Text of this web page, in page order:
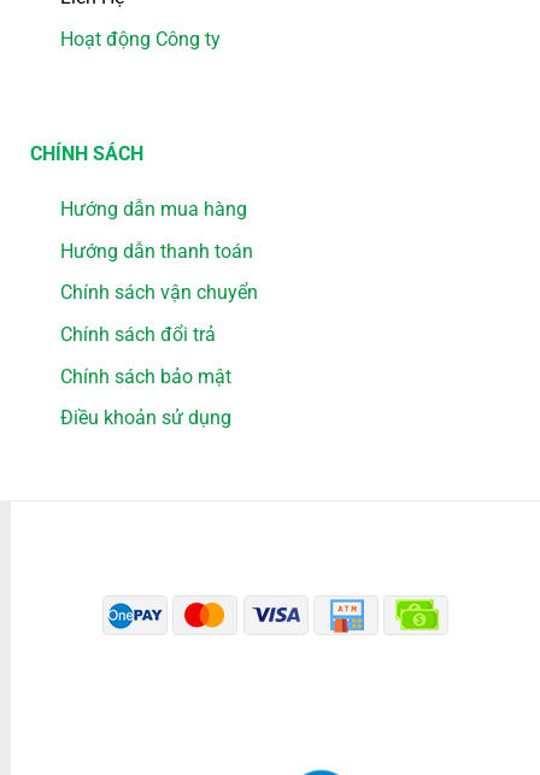
Hoạt động Công ty
CHÍNH SÁCH
Hướng dẫn mua hàng
Hướng dẫn thanh toán
Chính sách vận chuyển
Chính sách đổi trả
Chính sách bảo mật
Điều khoản sử dụng